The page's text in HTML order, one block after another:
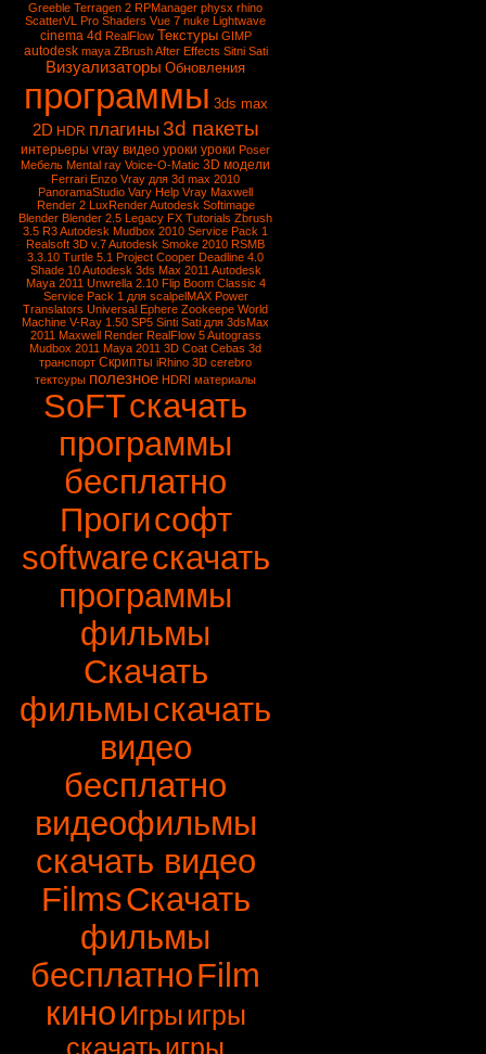
Greeble Terragen 2 RPManager physx rhino
ScatterVL Pro Shaders Vue 7 nuke Lightwave
cinema 4d RealFlow Текстуры GIMP
autodesk maya ZBrushAfter Effects Sitni Sati
Визуализаторы Обновления
программы 3ds max
2D HDR плагины 3d пакеты
интерьеры vray видео уроки уроки Poser
Мебель Mental ray Voice-O-Matic 3D модели
Ferrari Enzo Vray для 3d max 2010
PanoramaStudio Vary Help Vray Maxwell
Render 2 LuxRenderAutodesk Softimage
Blender Blender 2.5 Legacy FX Tutorials Zbrush
3.5 R3 Autodesk Mudbox 2010 Service Pack 1
Realsoft 3D v.7 Autodesk Smoke 2010 RSMB
3.3.10 Turtle 5.1 Project Cooper Deadline 4.0
Shade 10Autodesk 3ds Max 2011 Autodesk
Maya 2011 Unwrella 2.10 Flip Boom Classic 4
Service Pack 1 для scalpelMAX Power
Translators Universal Ephere Zookeepe World
Machine V-Ray 1.50 SP5 Sinti Sati для 3dsMax
2011 Maxwell Render RealFlow 5Autograss
Mudbox 2011 Maya 2011 3D Coat Cebas 3d
транспорт Скрипты iRhino 3D cerebro
тектсуры полезное HDRI материалы
SoFTскачать
программы
бесплатно
Прогисофт
softwareскачать
программы
фильмы
Скачать
фильмыскачать
видео
бесплатно
видеофильмы
скачать видео
FilmsСкачать
фильмы
бесплатноFilm
кино Игрыигры
скачатьигры